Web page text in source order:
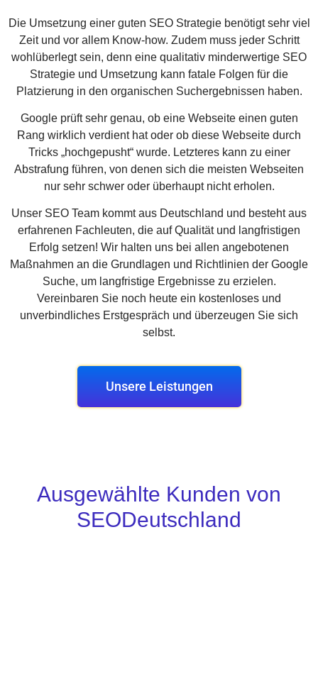
Die Umsetzung einer guten SEO Strategie benötigt sehr viel
Zeit und vor allem Know-how. Zudem muss jeder Schritt
wohlüberlegt sein, denn eine qualitativ minderwertige SEO
Strategie und Umsetzung kann fatale Folgen für die
Platzierung in den organischen Suchergebnissen haben.
Google prüft sehr genau, ob eine Webseite einen guten
Rang wirklich verdient hat oder ob diese Webseite durch
Tricks „hochgepusht“ wurde. Letzteres kann zu einer
Abstrafung führen, von denen sich die meisten Webseiten
nur sehr schwer oder überhaupt nicht erholen.
Unser SEO Team kommt aus Deutschland und besteht aus
erfahrenen Fachleuten, die auf Qualität und langfristigen
Erfolg setzen! Wir halten uns bei allen angebotenen
Maßnahmen an die Grundlagen und Richtlinien der Google
Suche, um langfristige Ergebnisse zu erzielen.
Vereinbaren Sie noch heute ein kostenloses und
unverbindliches Erstgespräch und überzeugen Sie sich
selbst.
Unsere Leistungen
Ausgewählte Kunden von
SEODeutschland